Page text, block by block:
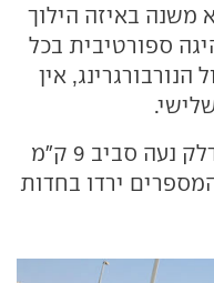
משנה באיזה הילוך
ספורטיבית בכל
אין
בנהיגה מתונה מאוד צריכת הדלק נעה סביב 9 ק"מ
ירדו בחדות